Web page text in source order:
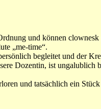
und können clownesk
„me-time“.
begleitet und der
Dozentin, ist ungalublich
und tatsächlich ein